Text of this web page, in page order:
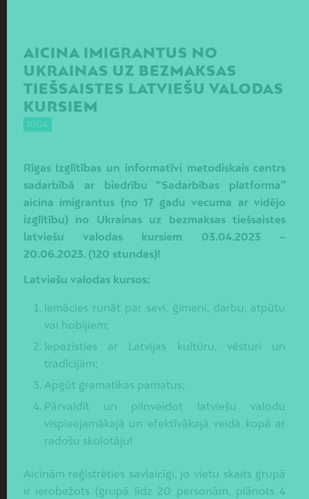
AICINA IMIGRANTUS NO
UKRAINAS UZ BEZMAKSAS
TIEŠSAISTES LATVIEŠU VALODAS
KURSIEM
RĪGA
Rīgas Izglītības un informatīvi metodiskais centrs
sadarbībā ar biedrību “Sadarbības platforma”
aicina imigrantus (no17 gadu vecuma ar vidējo
izglītību)no Ukrainas uz bezmaksastiešsaistes
latviešu valodas kursiem
03.04.2023 –
20.06.2023. (120 stundas)!
Latviešu valodas kursos:
Iemācies runāt par sevi, ģimeni, darbu, atpūtu
vai hobijiem;
Iepazīsties ar Latvijas kultūru, vēsturi un
tradīcijām;
Apgūt gramatikas pamatus;
Pārvaldīt un pilnveidot latviešu valodu
vispieejamākajā un efektīvākajā veidā kopā ar
radošu skolotāju!
Aicinām reģistrēties savlaicīgi, jo vietu skaits grupā
ir ierobežots (grupā līdz 20 personām, plānots 4